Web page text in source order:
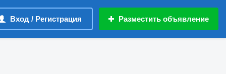
Вход / Регистрация Разместить объявление